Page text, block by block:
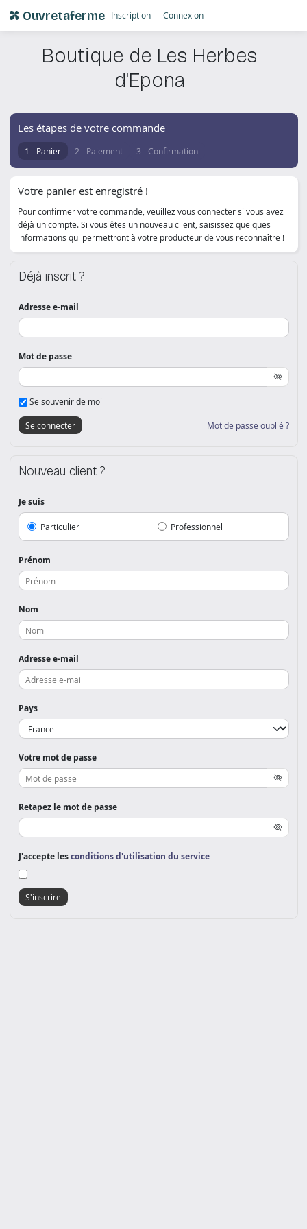
Ouvretaferme Inscription Connexion
Boutique de Les Herbes
d'Epona
Les étapes de votre commande
Panier Paiement Confirmation
Votre panier est enregistré !
Pour confirmer votre commande, veuillez vous connecter si vous avez
déjà un compte. Si vous êtes un nouveau client, saisissez quelques
informations qui permettront à votre producteur de vous reconnaître !
Déjà inscrit ?
Adresse e-mail
Mot de passe
Se souvenir de moi
Se connecter Mot de passe oublié ?
Nouveau client ?
Je suis
Particulier Professionnel
Prénom
Nom
Adresse e-mail
Pays
Votre mot de passe
Retapez le mot de passe
J'accepte lesconditions d'utilisation du service
S'inscrire